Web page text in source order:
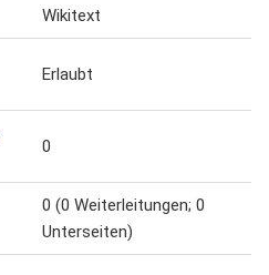
Wikitext
Erlaubt
0
0 (0 Weiterleitungen; 0
Unterseiten)